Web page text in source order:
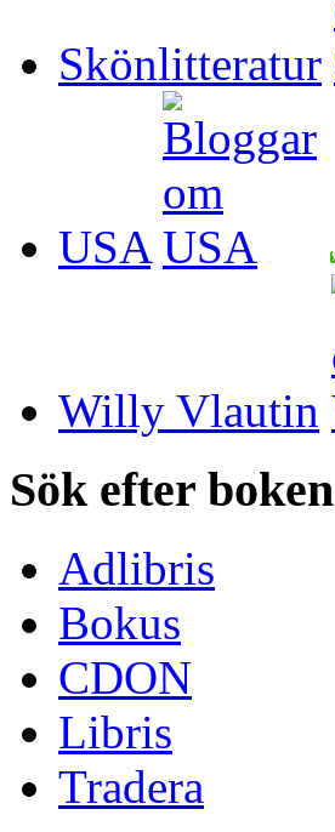
Skönlitteratur
USA
Willy Vlautin
Sök efter boken
Adlibris
Bokus
CDON
Libris
Tradera